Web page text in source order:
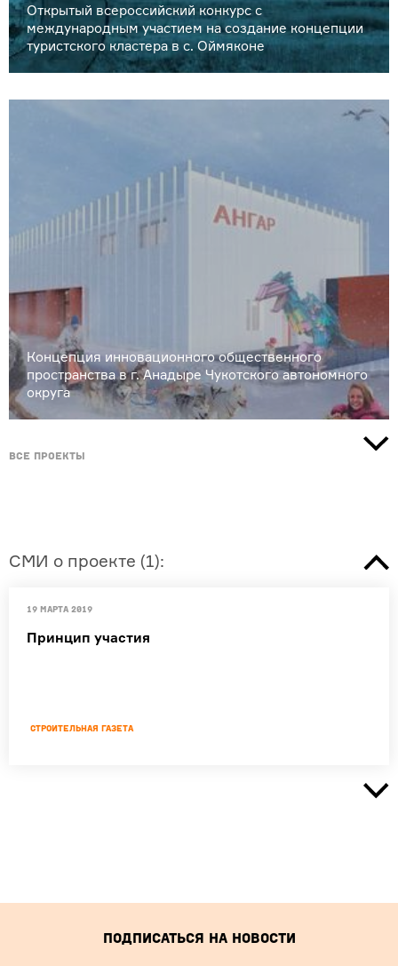
Открытый всероссийский конкурс с
международным участием на создание концепции
туристского кластера в с. Оймяконе
Концепция инновационного общественного
пространства в г. Анадыре Чукотского автономного
округа
Все проекты
СМИ о проекте (1):
19 марта 2019
Принцип участия
Строительная газета
Подписаться на новости